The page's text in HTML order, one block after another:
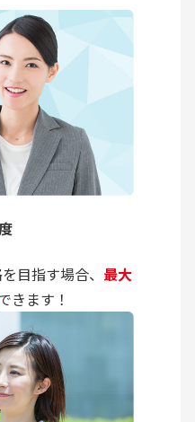
目指す場合、 最大
きます！